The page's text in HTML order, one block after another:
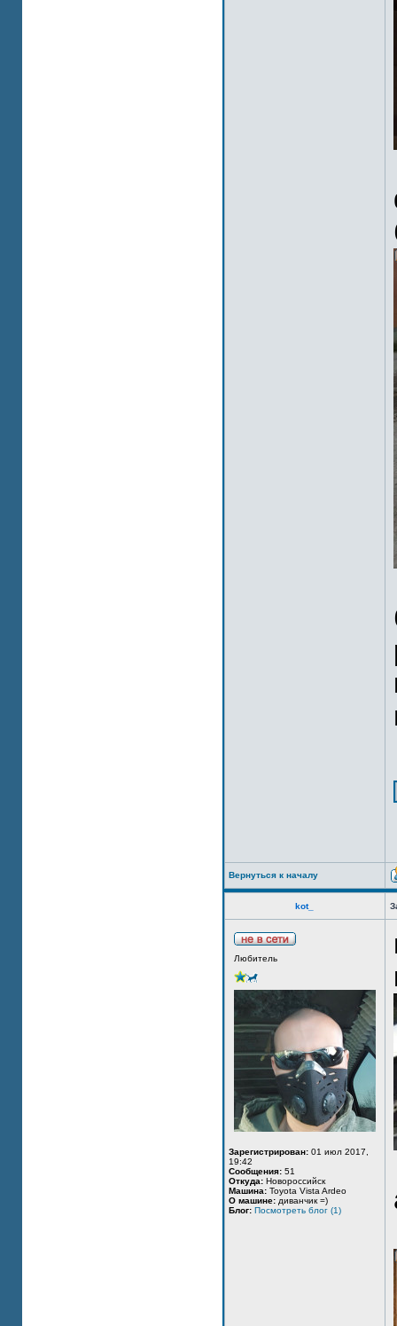
Вернуться к началу
kot_
Любитель
Зарегистрирован: 01 июл 2017,
19:42
Сообщения: 51
Откуда: Новороссийск
Машина: Toyota Vista Ardeo
О машине: диванчик =)
Блог: Посмотреть блог (1)